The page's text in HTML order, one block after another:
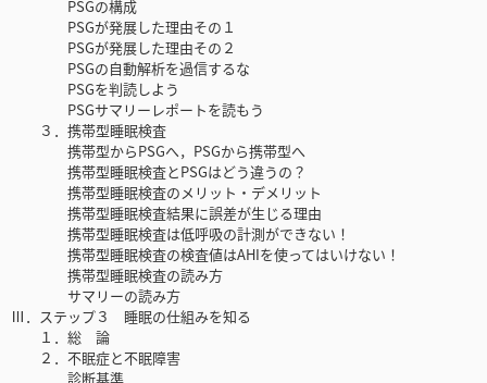
PSGの構成
PSGが発展した理由その１
PSGが発展した理由その２
PSGの自動解析を過信するな
PSGを判読しよう
PSGサマリーレポートを読もう
３．携帯型睡眠検査
携帯型からPSGへ，PSGから携帯型へ
携帯型睡眠検査とPSGはどう違うの？
携帯型睡眠検査のメリット・デメリット
携帯型睡眠検査結果に誤差が生じる理由
携帯型睡眠検査は低呼吸の計測ができない！
携帯型睡眠検査の検査値はAHIを使ってはいけない！
携帯型睡眠検査の読み方
サマリーの読み方
Ⅲ．ステップ３ 睡眠の仕組みを知る
１．総 論
２．不眠症と不眠障害
診断基準